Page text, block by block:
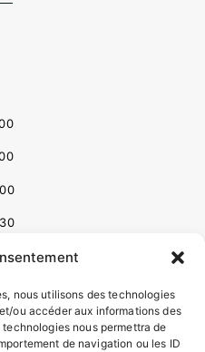
nous utilisons des technologies
ou accéder aux informations des
nous permettra de
de navigation ou les ID